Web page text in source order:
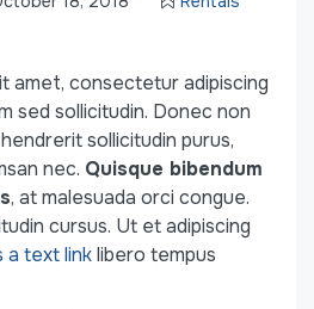
amet, consectetur adipiscing
sed sollicitudin. Donec non
sollicitudin purus,
nec. Quisque bibendum
, at malesuada orci congue.
cursus. Ut et adipiscing
a text linklibero tempus